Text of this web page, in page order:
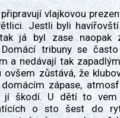
vlajkovou
Jestli byli
já byl zase naopak
tribuny se
a nedávají tak
ovšem zůstává, že
zápase,
jí škodí. U dětí to
o sto šest do